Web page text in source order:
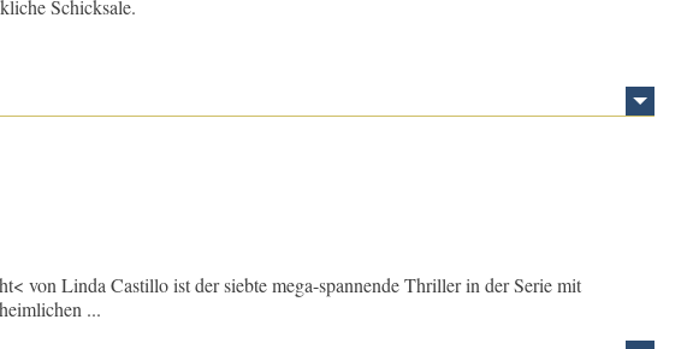
Schicksale.
von Linda Castillo ist der siebte mega-spannende Thriller in der Serie mit
...